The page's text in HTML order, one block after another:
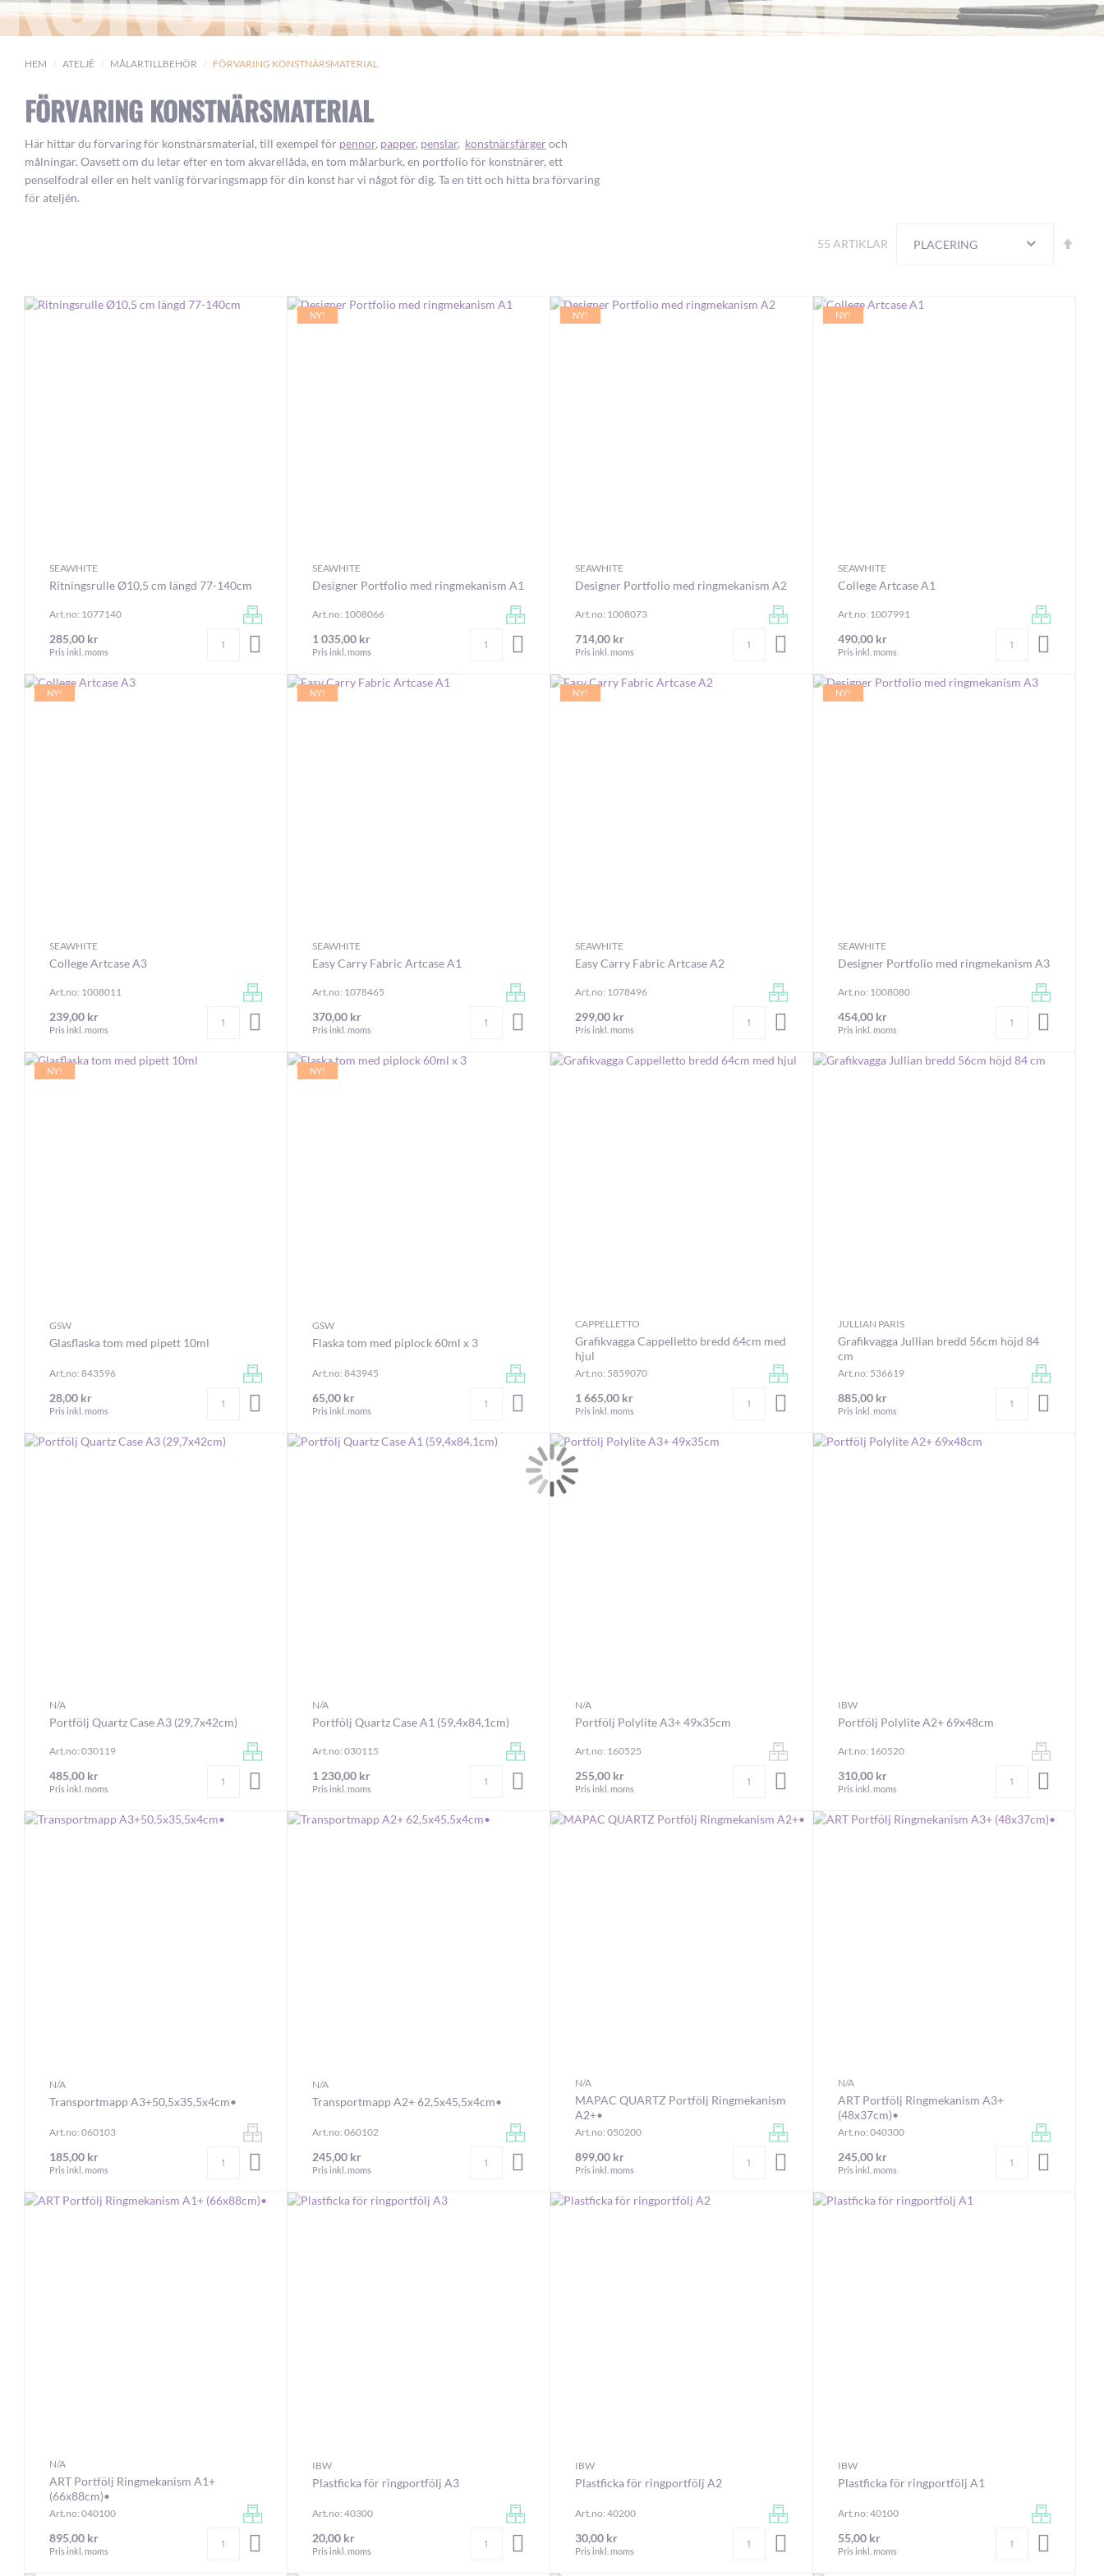
HEM ATELJÉ MÅLARTILLBEHÖR FÖRVARING KONSTNÄRSMATERIAL
FÖRVARING KONSTNÄRSMATERIAL
Här hittar du förvaring för konstnärsmaterial, till exempel för pennor, papper, penslar, konstnärsfärgeroch
målningar. Oavsett om du letar efter en tom akvarellåda, en tom målarburk, en portfolio för konstnärer, ett
penselfodral eller en helt vanlig förvaringsmapp för din konst har vi något för dig. Ta en titt och hitta bra förvaring
för ateljén.
55 ARTIKLAR
SEAWHITE
Ritningsrulle Ø10,5 cm längd 77-140cm
Art.no: 1077140
285,00 kr
Pris inkl. moms
LÄGG I VARUKORGEN
NY!
SEAWHITE
Designer Portfolio med ringmekanism A1
Art.no: 1008066
1 035,00 kr
Pris inkl. moms
LÄGG I VARUKORGEN
NY!
SEAWHITE
Designer Portfolio med ringmekanism A2
Art.no: 1008073
714,00 kr
Pris inkl. moms
LÄGG I VARUKORGEN
NY!
SEAWHITE
College Artcase A1
Art.no: 1007991
490,00 kr
Pris inkl. moms
NY!
SEAWHITE
College Artcase A3
Art.no: 1008011
239,00 kr
Pris inkl. moms
LÄGG I VARUKORGEN
NY!
SEAWHITE
Easy Carry Fabric Artcase A1
Art.no: 1078465
370,00 kr
Pris inkl. moms
LÄGG I VARUKORGEN
NY!
SEAWHITE
Easy Carry Fabric Artcase A2
Art.no: 1078496
299,00 kr
Pris inkl. moms
LÄGG I VARUKORGEN
NY!
SEAWHITE
Designer Portfolio med ringmekanism A3
Art.no: 1008080
454,00 kr
Pris inkl. moms
NY!
GSW
Glasflaska tom med pipett 10ml
Art.no: 843596
28,00 kr
Pris inkl. moms
LÄGG I VARUKORGEN
NY!
GSW
Flaska tom med piplock 60ml x 3
Art.no: 843945
65,00 kr
Pris inkl. moms
LÄGG I VARUKORGEN
CAPPELLETTO
Grafikvagga Cappelletto bredd 64cm med
hjul
Art.no: 5859070
1 665,00 kr
Pris inkl. moms
LÄGG I VARUKORGEN
JULLIAN PARIS
Grafikvagga Jullian bredd 56cm höjd 84
cm
Art.no: 536619
885,00 kr
Pris inkl. moms
N/A
Portfölj Quartz Case A3 (29,7x42cm)
Art.no: 030119
485,00 kr
Pris inkl. moms
LÄGG I VARUKORGEN
N/A
Portfölj Quartz Case A1 (59,4x84,1cm)
Art.no: 030115
1 230,00 kr
Pris inkl. moms
LÄGG I VARUKORGEN
N/A
Portfölj Polylite A3+ 49x35cm
Art.no: 160525
255,00 kr
Pris inkl. moms
LÄGG I VARUKORGEN
IBW
Portfölj Polylite A2+ 69x48cm
Art.no: 160520
310,00 kr
Pris inkl. moms
N/A
Transportmapp A3+50,5x35,5x4cm•
Art.no: 060103
185,00 kr
Pris inkl. moms
LÄGG I VARUKORGEN
N/A
Transportmapp A2+ 62,5x45,5x4cm•
Art.no: 060102
245,00 kr
Pris inkl. moms
LÄGG I VARUKORGEN
N/A
MAPAC QUARTZ Portfölj Ringmekanism
A2+•
Art.no: 050200
899,00 kr
Pris inkl. moms
LÄGG I VARUKORGEN
N/A
ART Portfölj Ringmekanism A3+
(48x37cm)•
Art.no: 040300
245,00 kr
Pris inkl. moms
N/A
ART Portfölj Ringmekanism A1+
(66x88cm)•
Art.no: 040100
895,00 kr
Pris inkl. moms
LÄGG I VARUKORGEN
IBW
Plastficka för ringportfölj A3
Art.no: 40300
20,00 kr
Pris inkl. moms
LÄGG I VARUKORGEN
IBW
Plastficka för ringportfölj A2
Art.no: 40200
30,00 kr
Pris inkl. moms
LÄGG I VARUKORGEN
IBW
Plastficka för ringportfölj A1
Art.no: 40100
55,00 kr
Pris inkl. moms